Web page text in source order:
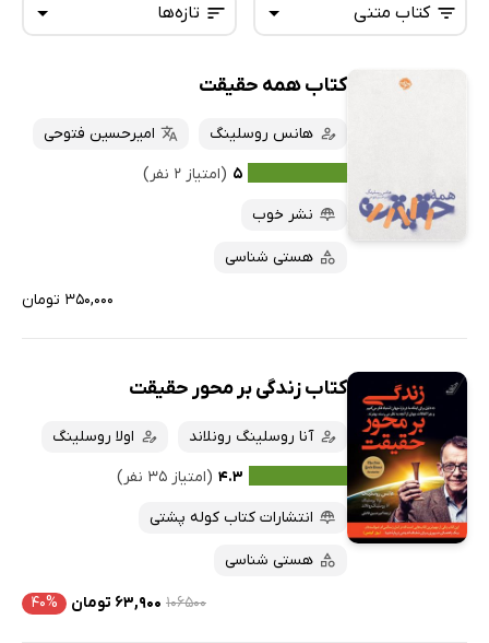
تازه‌ها
تازه‌ها
داغ‌ترین‌ها
پرفروش‌ها
کتاب متنی
همه کتاب‌ها
کتاب همه حقیقت
هانس روسلینگ
امیرحسین فتوحی
۵ (امتیاز ۲ نفر)
نشر خوب
هستی شناسی
۳۵۰,۰۰۰ تومان
کتاب زندگی بر محور حقیقت
آنا روسلینگ رونلاند
اولا روسلینگ
۴.۳ (امتیاز ۳۵ نفر)
انتشارات کتاب کوله پشتی
هستی شناسی
۱۰۶۵۰۰ ۶۳,۹۰۰ تومان ۴۰%